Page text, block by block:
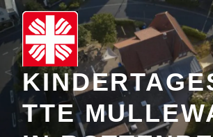
Zum
Inhalt
springen
TTE